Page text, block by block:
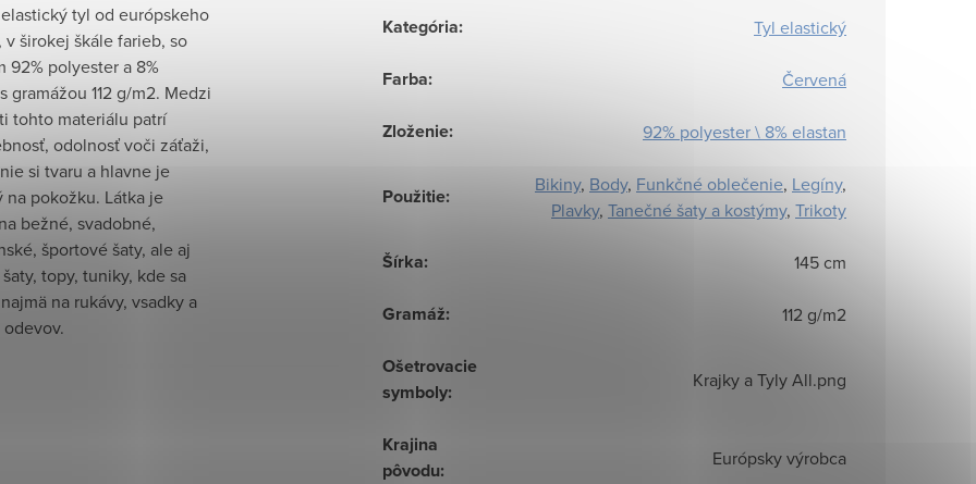
tyl od európskeho
v širokej škále farieb, so
92% polyester a 8%
gramážou 112 g/m2. Medzi
tohto materiálu patrí
odolnosť voči záťaži,
si tvaru a hlavne je
na pokožku. Látka je
bežné, svadobné,
športové šaty, ale aj
topy, tuniky, kde sa
na rukávy, vsadky a
Kategória: Tyl elastický
Farba: Červená
Zloženie: 92% polyester \ 8% elastan
Použitie: Bikiny, Body, Funkčné oblečenie, Legíny,
Plavky, Tanečné šaty a kostýmy, Trikoty
Šírka: 145 cm
Gramáž: 112 g/m2
Ošetrovacie
symboly: Krajky a Tyly All.png
Krajina
pôvodu: Európsky výrobca